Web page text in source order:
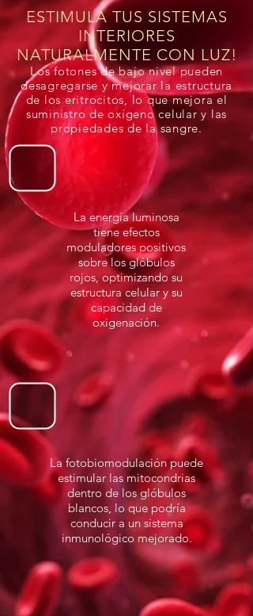
ESTIMULA TUS SISTEMAS
INTERIORES
NATURALMENTE CON LUZ!
Los fotones de bajo nivel pueden
desagregarse y mejorar la estructura
de los eritrocitos, lo que mejora el
suministro de oxígeno celular y las
propiedades de la sangre.
La energía luminosa
tiene efectos
moduladores positivos
sobre los glóbulos
rojos, optimizando su
estructura celular y su
capacidad de
oxigenación.
La fotobiomodulación puede
estimular las mitocondrias
dentro de los glóbulos
blancos, lo que podría
conducir a un sistema
inmunológico mejorado.